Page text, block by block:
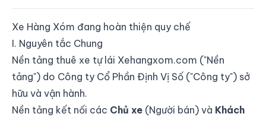
Xe Hàng Xóm đang hoàn thiện quy chế
I. Nguyên tắc Chung
Nền tảng thuê xe tự lái Xehangxom.com ("Nền
tảng") do Công ty Cổ Phần Định Vị Số ("Công ty") sở
hữu và vận hành.
Nền tảng kết nối các Chủ xe (Người bán) và Khách